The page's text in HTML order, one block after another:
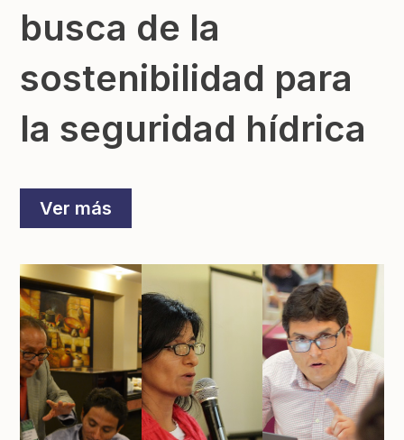
busca de la
sostenibilidad para
la seguridad hídrica
Ver más